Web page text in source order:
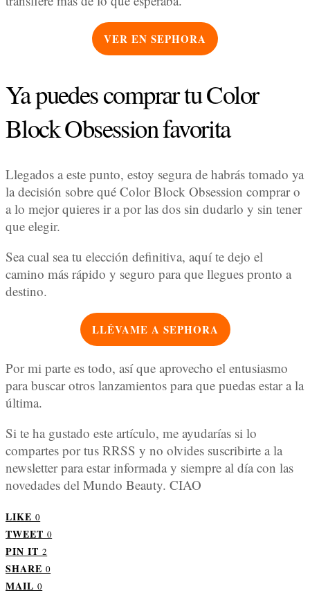
VER EN SEPHORA
Ya puedes comprar tu Color
Block Obsession favorita
Llegados a este punto, estoy segura de habrás tomado ya
la decisión sobre qué Color Block Obsession comprar o
a lo mejor quieres ir a por las dos sin dudarlo y sin tener
que elegir.
Sea cual sea tu elección definitiva, aquí te dejo el
camino más rápido y seguro para que llegues pronto a
destino.
LLÉVAME A SEPHORA
Por mi parte es todo, así que aprovecho el entusiasmo
para buscar otros lanzamientos para que puedas estar a la
última.
Si te ha gustado este artículo, me ayudarías si lo
compartes por tus RRSS y no olvides suscribirte a la
newsletter para estar informada y siempre al día con las
novedades del Mundo Beauty. CIAO
LIKE 0
TWEET 0
PIN IT 2
SHARE 0
MAIL 0